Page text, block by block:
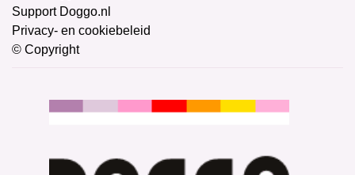
Support Doggo.nl
Privacy- en cookiebeleid
© Copyright